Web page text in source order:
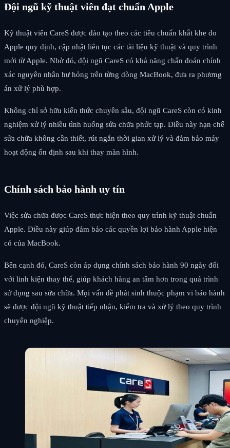
Đội ngũ kỹ thuật viên đạt chuẩn Apple
Kỹ thuật viên CareS được đào tạo theo các tiêu chuẩn khắt khe do
Apple quy định, cập nhật liên tục các tài liệu kỹ thuật và quy trình
mới từ Apple. Nhờ đó, đội ngũ CareS có khả năng chẩn đoán chính
xác nguyên nhân hư hỏng trên từng dòng MacBook, đưa ra phương
án xử lý phù hợp.
Không chỉ sở hữu kiến thức chuyên sâu, đội ngũ CareS còn có kinh
nghiệm xử lý nhiều tình huống sửa chữa phức tạp. Điều này hạn chế
sửa chữa không cần thiết, rút ngắn thời gian xử lý và đảm bảo máy
hoạt động ổn định sau khi thay màn hình.
Chính sách bảo hành uy tín
Việc sửa chữa được CareS thực hiện theo quy trình kỹ thuật chuẩn
Apple. Điều này giúp đảm bảo các quyền lợi bảo hành Apple hiện
có của MacBook.
Bên cạnh đó, CareS còn áp dụng chính sách bảo hành 90 ngày đối
với linh kiện thay thế, giúp khách hàng an tâm hơn trong quá trình
sử dụng sau sửa chữa. Mọi vấn đề phát sinh thuộc phạm vi bảo hành
sẽ được đội ngũ kỹ thuật tiếp nhận, kiểm tra và xử lý theo quy trình
chuyên nghiệp.